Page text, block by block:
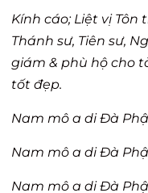
Kính cáo; Liệt vị Tôn
Thánh sư, Tiên sư,
giám & phù hộ cho
tốt đẹp.
Nam mô a di Đà
Nam mô a di Đà
Nam mô a di Đà